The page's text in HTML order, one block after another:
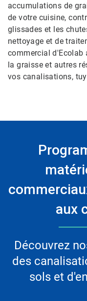
accumulations de
de votre cuisine,
glissades et les
nettoyage et de
commercial d'Ecolab
la graisse et autres
vos canalisations,
aux
Découvrez
des
sols et